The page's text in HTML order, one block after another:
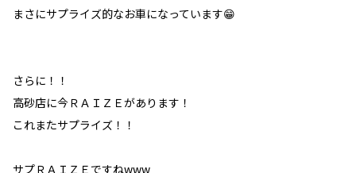
まさにサプライズ的なお車になっています😁
さらに！！
高砂店に今ＲＡＩＺＥがあります！
これまたサプライズ！！
サプＲＡＩＺＥですねwww